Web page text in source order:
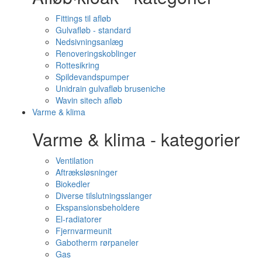
Fittings til afløb
Gulvafløb - standard
Nedsivningsanlæg
Renoveringskoblinger
Rottesikring
Spildevandspumper
Unidrain gulvafløb bruseniche
Wavin sitech afløb
Varme & klima
Varme & klima - kategorier
Ventilation
Aftræksløsninger
Biokedler
Diverse tilslutningsslanger
Ekspansionsbeholdere
El-radiatorer
Fjernvarmeunit
Gabotherm rørpaneler
Gas